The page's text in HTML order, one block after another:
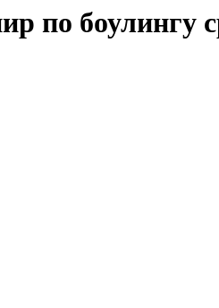
по боулингу